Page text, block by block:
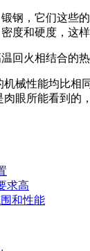
锻钢，它们
硬度，这样
火相结合的热处
机械性能均比相
眼所能看到的
求高
和性能